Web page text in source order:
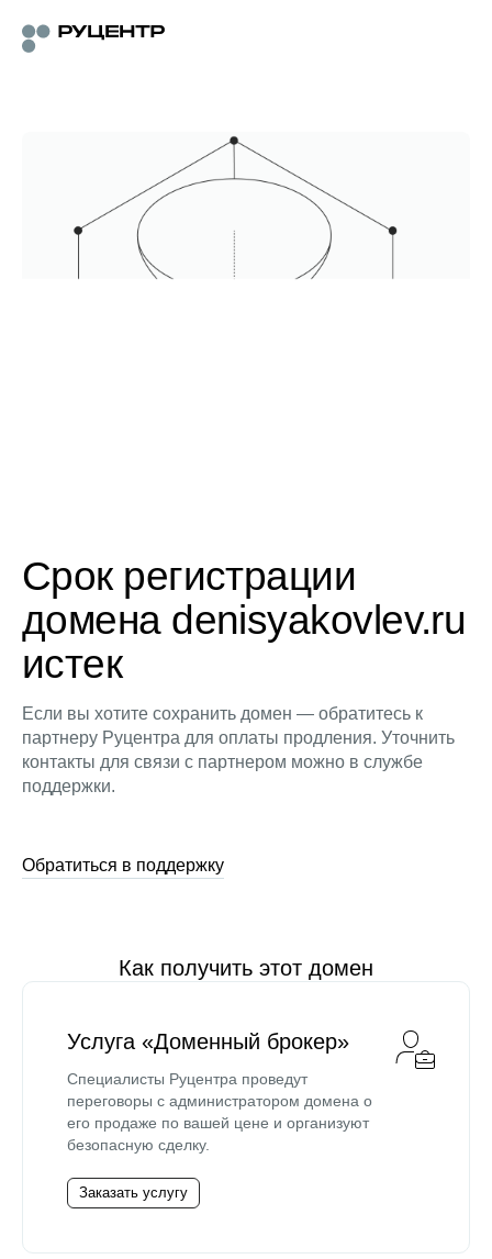
Срок регистрации
домена denisyakovlev.ru
истек
Если вы хотите сохранить домен — обратитесь к
партнеру Руцентра для оплаты продления. Уточнить
контакты для связи с партнером можно в службе
поддержки.
Обратиться в поддержку
Как получить этот домен
Услуга «Доменный брокер»
Специалисты Руцентра проведут
переговоры с администратором домена о
его продаже по вашей цене и организуют
безопасную сделку.
Заказать услугу